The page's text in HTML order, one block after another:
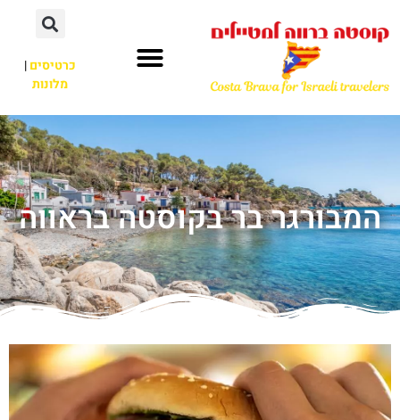
כרטיסים|
מלונות
המבורגר בר בקוסטה בראווה